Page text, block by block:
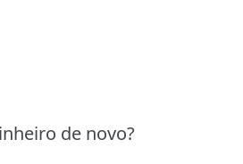
de novo?